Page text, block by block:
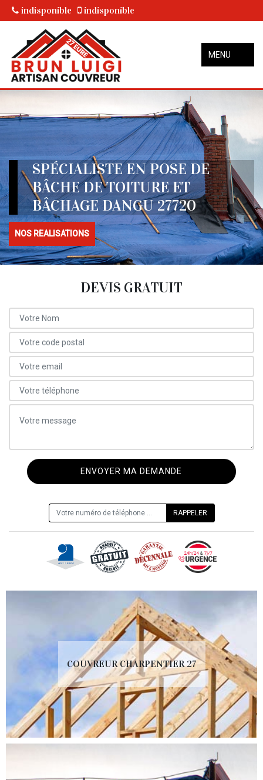
indisponible indisponible
MENU
SPÉCIALISTE EN POSE DE
BÂCHE DE TOITURE ET
BÂCHAGE DANGU 27720
NOS REALISATIONS
DEVIS GRATUIT
COUVREUR CHARPENTIER 27